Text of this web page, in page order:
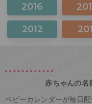
2016
2012
赤ちゃんの名
ベビーカレンダーが毎日